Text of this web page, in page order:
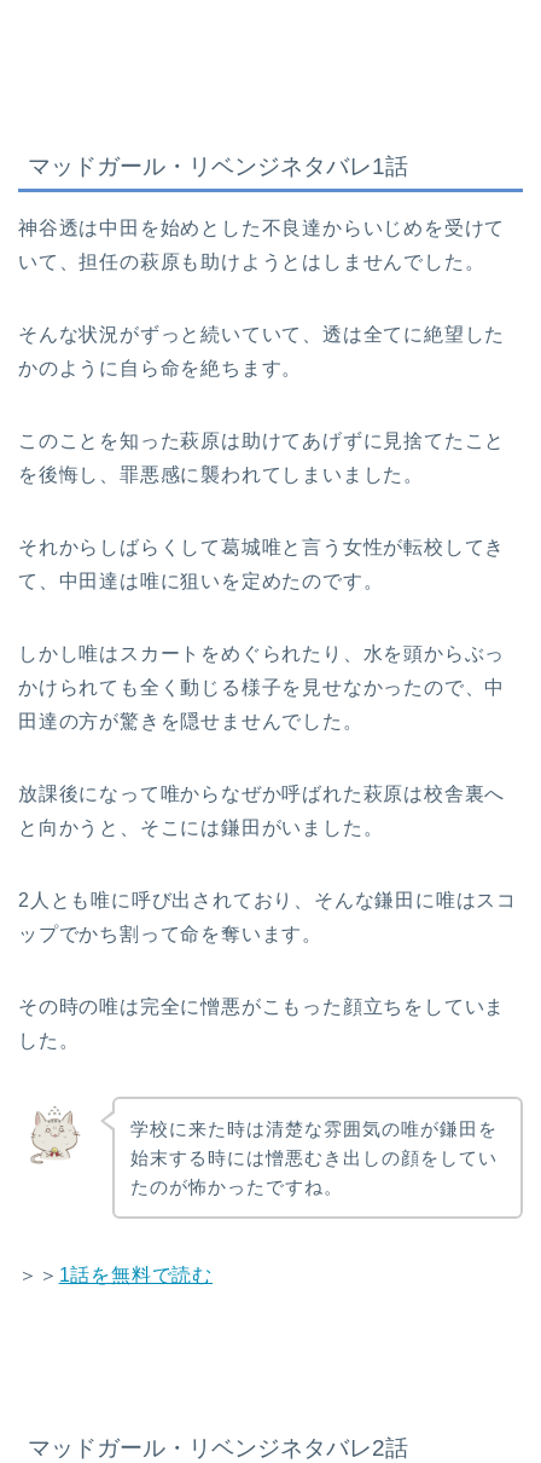
マッドガール・リベンジネタバレ1話
神谷透は中田を始めとした不良達からいじめを受けて
いて、担任の萩原も助けようとはしませんでした。
そんな状況がずっと続いていて、透は全てに絶望した
かのように自ら命を絶ちます。
このことを知った萩原は助けてあげずに見捨てたこと
を後悔し、罪悪感に襲われてしまいました。
それからしばらくして葛城唯と言う女性が転校してき
て、中田達は唯に狙いを定めたのです。
しかし唯はスカートをめぐられたり、水を頭からぶっ
かけられても全く動じる様子を見せなかったので、中
田達の方が驚きを隠せませんでした。
放課後になって唯からなぜか呼ばれた萩原は校舎裏へ
と向かうと、そこには鎌田がいました。
2人とも唯に呼び出されており、そんな鎌田に唯はスコ
ップでかち割って命を奪います。
その時の唯は完全に憎悪がこもった顔立ちをしていま
した。
学校に来た時は清楚な雰囲気の唯が鎌田を
始末する時には憎悪むき出しの顔をしてい
たのが怖かったですね。
＞＞ 1話を無料で読む
マッドガール・リベンジネタバレ2話